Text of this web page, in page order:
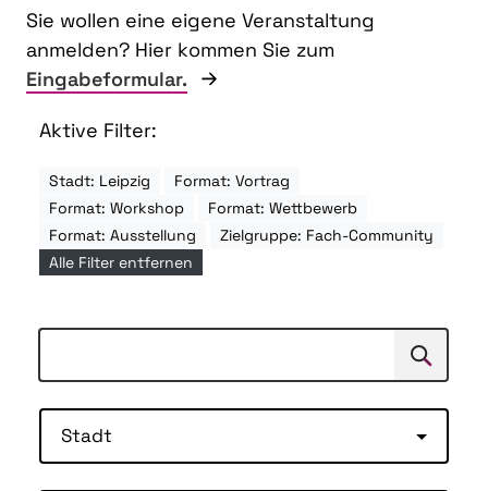
Sie wollen eine eigene Veranstaltung
anmelden? Hier kommen Sie zum
Eingabeformular.
Aktive Filter:
Stadt: Leipzig
Format: Vortrag
Format: Workshop
Format: Wettbewerb
Format: Ausstellung
Zielgruppe: Fach-Community
Alle Filter entfernen
Suchen
Stadt